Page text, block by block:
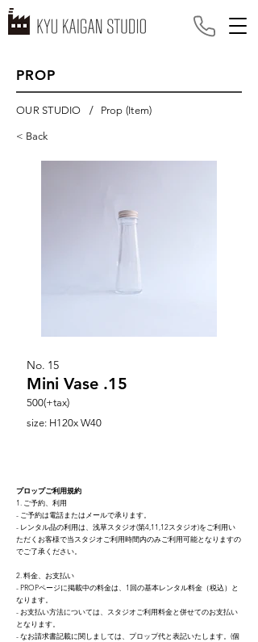
PROP
OUR STUDIO / Prop (Item)
< Back
No. 15
Mini Vase .15
500(+tax)
size: H120x W40
プロップご利用規約
1. ご予約、利用
- ご予約は電話またはメールで承ります。
- レンタル品の利用は、浅草スタジオ(第4,11,12スタジオ)をご利用い
ただくお客様で当スタジオご利用時間内のみご利用可能となりますの
でご了承ください。
2. 料金、お支払い
- PROPページに掲載中の料金は、1回の基本レンタル料金（税込）と
なり ます。
- お支払い方法については、スタジオご利用料金と併せてのお支払い
となります。
- なお請求書記載に関しましては、プロップ代と表記いたします。(個